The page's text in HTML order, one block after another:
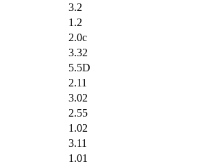
3.2
1.2
2.0c
3.32
5.5D
2.11
3.02
2.55
1.02
3.11
1.01